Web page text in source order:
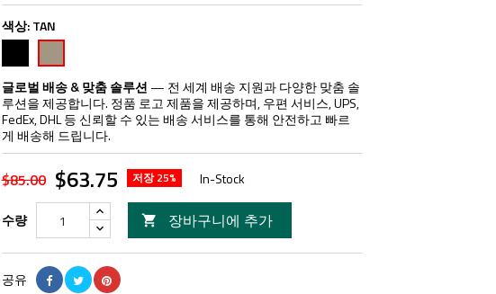
색상:TAN
은
색
글로벌 배송 & 맞춤 솔루션 — 전 세계 배송 지원과 다양한 맞춤 솔
루션을 제공합니다. 정품 로고 제품을 제공하며, 우편 서비스, UPS,
FedEx, DHL 등 신뢰할 수 있는 배송 서비스를 통해 안전하고 빠르
게 배송해 드립니다.
$85.00 $63.75 저장 25% In-Stock
수량  장바구니에 추가
공유